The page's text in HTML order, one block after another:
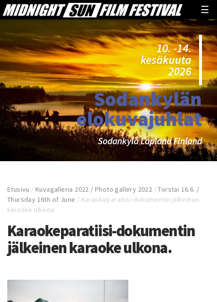
☰
10. -14.
kesäkuuta
2026
Sodankylän
elokuvajuhlat
Sodankylä Lapland Finland
Etusivu /Kuvagalleria 2022 / Photo gallery 2022 /Torstai 16.6. /
Thursday 16th of June / Karaokeparatiisi-dokumentin jälkeinen
karaoke ulkona.
Karaokeparatiisi-dokumentin
jälkeinen karaoke ulkona.